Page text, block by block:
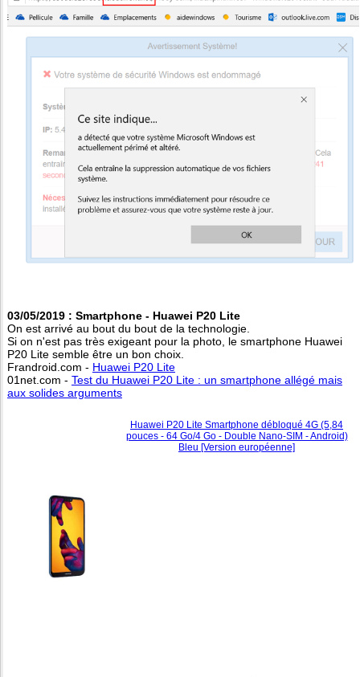
03/05/2019 : Smartphone - Huawei P20 Lite
On est arrivé au bout du bout de la technologie.
Si on n'est pas très exigeant pour la photo, le smartphone Huawei
P20 Lite semble être un bon choix.
Frandroid.com - Huawei P20 Lite
01net.com - Test du Huawei P20 Lite : un smartphone allégé mais
aux solides arguments
Huawei P20 Lite Smartphone débloqué 4G (5,84
pouces - 64 Go/4 Go - Double Nano-SIM - Android)
Bleu [Version européenne]